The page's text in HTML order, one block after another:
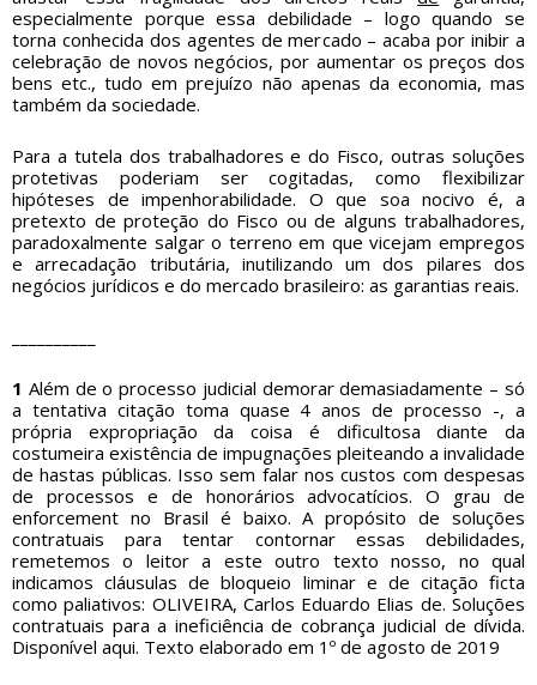
especialmente porque essa debilidade – logo quando se
torna conhecida dos agentes de mercado – acaba por inibir a
celebração de novos negócios, por aumentar os preços dos
bens etc., tudo em prejuízo não apenas da economia, mas
também da sociedade.
Para a tutela dos trabalhadores e do Fisco, outras soluções
protetivas poderiam ser cogitadas, como flexibilizar
hipóteses de impenhorabilidade. O que soa nocivo é, a
pretexto de proteção do Fisco ou de alguns trabalhadores,
paradoxalmente salgar o terreno em que vicejam empregos
e arrecadação tributária, inutilizando um dos pilares dos
negócios jurídicos e do mercado brasileiro: as garantias reais.
1 Além de o processo judicial demorar demasiadamente – só
a tentativa citação toma quase 4 anos de processo -, a
própria expropriação da coisa é dificultosa diante da
costumeira existência de impugnações pleiteando a invalidade
de hastas públicas. Isso sem falar nos custos com despesas
de processos e de honorários advocatícios. O grau de
enforcement no Brasil é baixo. A propósito de soluções
contratuais para tentar contornar essas debilidades,
remetemos o leitor a este outro texto nosso, no qual
indicamos cláusulas de bloqueio liminar e de citação ficta
como paliativos: OLIVEIRA, Carlos Eduardo Elias de. Soluções
contratuais para a ineficiência de cobrança judicial de dívida.
Disponível aqui. Texto elaborado em 1º de agosto de 2019